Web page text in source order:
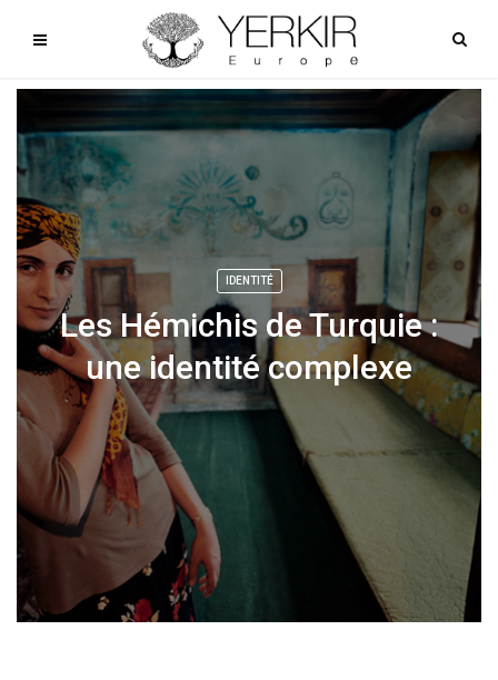
IDENTITÉ
Les Hémichis de Turquie :
une identité complexe